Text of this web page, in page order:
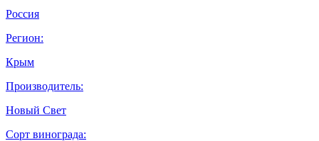
Россия
Регион:
Крым
Производитель:
Новый Свет
Сорт винограда: